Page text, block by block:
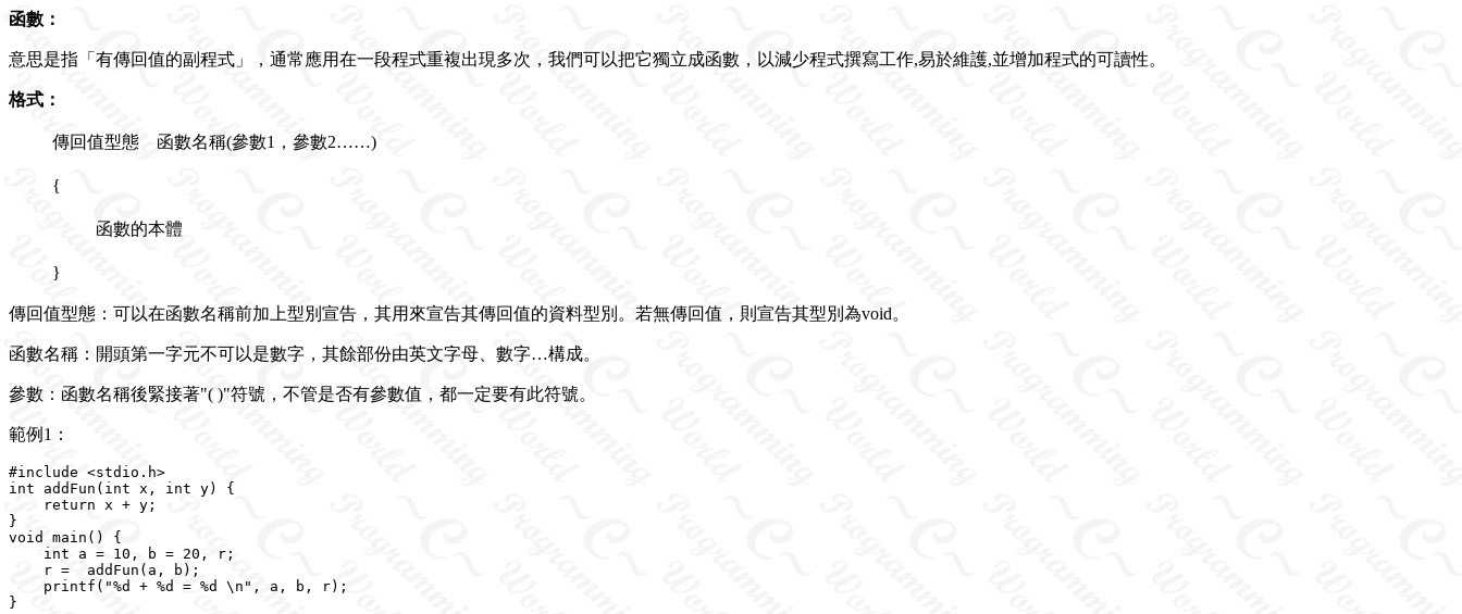
函數：
意思是指「有傳回值的副程式」，通常應用在一段程式重複出現多次，我們可以把它獨立成函數，以減少程式撰寫工作,易於維護,並增加程式的可讀性。
格式：
傳回值型態 函數名稱(參數1，參數2……)
{
函數的本體
}
傳回值型態：可以在函數名稱前加上型別宣告，其用來宣告其傳回值的資料型別。若無傳回值，則宣告其型別為void。
函數名稱：開頭第一字元不可以是數字，其餘部份由英文字母、數字…構成。
參數：函數名稱後緊接著"( )"符號，不管是否有參數值，都一定要有此符號。
範例1：
#include <stdio.h>
int addFun(int x, int y) {
    return x + y;
}
void main() {
    int a = 10, b = 20, r;
    r =  addFun(a, b);
    printf("%d + %d = %d \n", a, b, r);